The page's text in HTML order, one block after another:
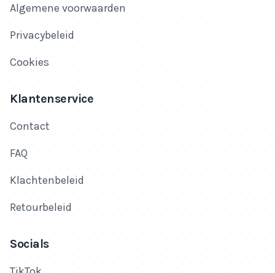
Algemene voorwaarden
Privacybeleid
Cookies
Klantenservice
Contact
FAQ
Klachtenbeleid
Retourbeleid
Socials